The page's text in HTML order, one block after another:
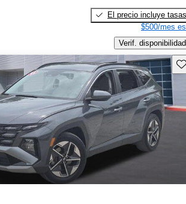
El precio incluye tasas
$500/mes
Verif. disponibilidad